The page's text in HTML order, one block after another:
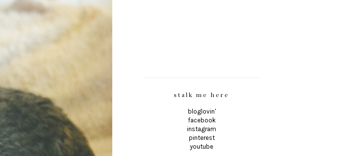
stalk me here
bloglovin'
facebook
instagram
pinterest
youtube